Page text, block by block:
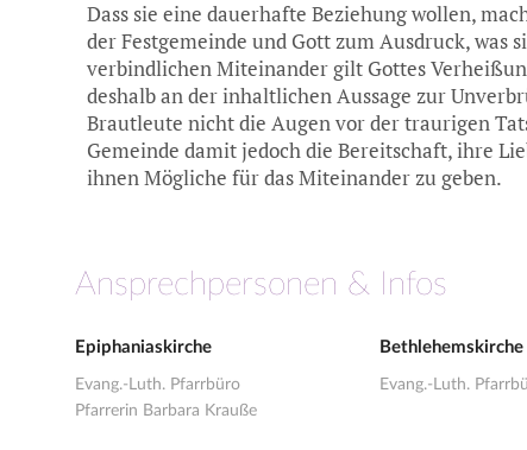
Dass sie eine dauerhafte Beziehung wollen,
der Festgemeinde und Gott zum Ausdruck, was
verbindlichen Miteinander gilt Gottes
deshalb an der inhaltlichen Aussage zur
Brautleute nicht die Augen vor der traurigen
Gemeinde damit jedoch die Bereitschaft, ihre
ihnen Mögliche für das Miteinander zu geben.
Ansprechpersonen & Infos
Epiphaniaskirche
Evang.-Luth. Pfarrbüro
Pfarrerin Barbara Krauße
Bethlehemskirche
Evang.-Luth.